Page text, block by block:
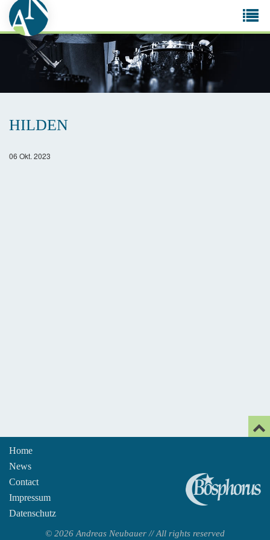
HILDEN
06 Okt. 2023
Home
News
Contact
Impressum
Datenschutz
© 2026 Andreas Neubauer // All rights reserved